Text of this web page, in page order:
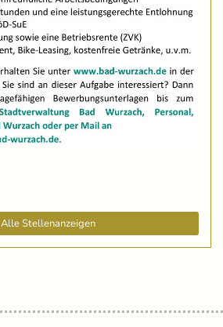
Alle Stellenanzeigen